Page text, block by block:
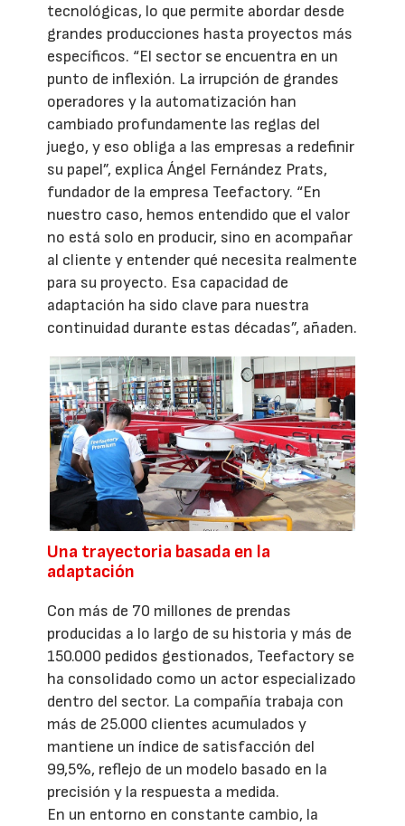
tecnológicas, lo que permite abordar desde
grandes producciones hasta proyectos más
específicos. “El sector se encuentra en un
punto de inflexión. La irrupción de grandes
operadores y la automatización han
cambiado profundamente las reglas del
juego, y eso obliga a las empresas a redefinir
su papel”, explica Ángel Fernández Prats,
fundador de la empresa Teefactory. “En
nuestro caso, hemos entendido que el valor
no está solo en producir, sino en acompañar
al cliente y entender qué necesita realmente
para su proyecto. Esa capacidad de
adaptación ha sido clave para nuestra
continuidad durante estas décadas”, añaden.
Una trayectoria basada en la
adaptación
Con más de 70 millones de prendas
producidas a lo largo de su historia y más de
150.000 pedidos gestionados, Teefactory se
ha consolidado como un actor especializado
dentro del sector. La compañía trabaja con
más de 25.000 clientes acumulados y
mantiene un índice de satisfacción del
99,5%, reflejo de un modelo basado en la
precisión y la respuesta a medida.
En un entorno en constante cambio, la